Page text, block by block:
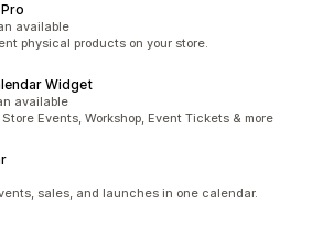
available
physical products on your store.
Widget
available
Events, Workshop, Event Tickets & more
sales, and launches in one calendar.